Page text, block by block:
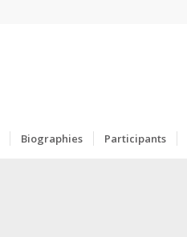
Biographies Participants